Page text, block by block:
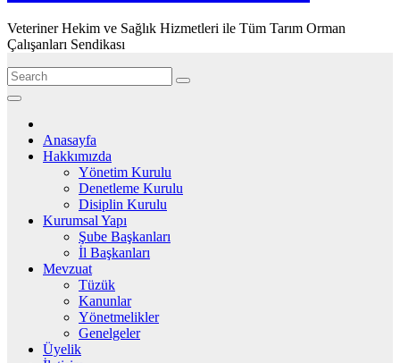
Veteriner Hekim ve Sağlık Hizmetleri ile Tüm Tarım Orman
Çalışanları Sendikası
Anasayfa
Hakkımızda
Yönetim Kurulu
Denetleme Kurulu
Disiplin Kurulu
Kurumsal Yapı
Şube Başkanları
İl Başkanları
Mevzuat
Tüzük
Kanunlar
Yönetmelikler
Genelgeler
Üyelik